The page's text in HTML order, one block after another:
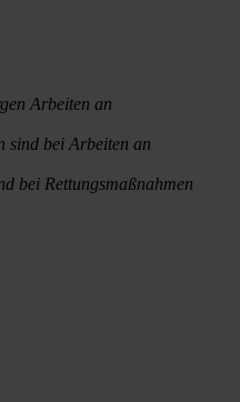
Arbeiten an
sind bei Arbeiten an
bei Rettungsmaßnahmen